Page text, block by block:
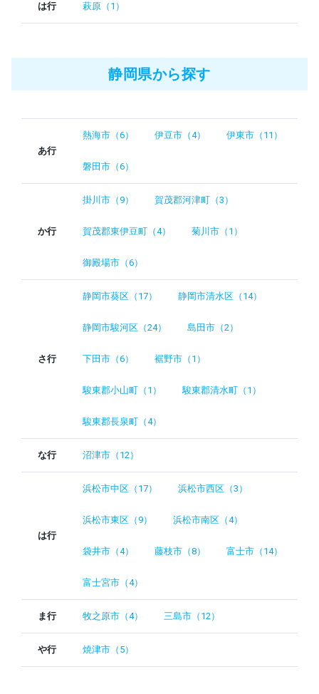
は行 萩原（1）
静岡県から探す
あ行
熱海市（6） 伊豆市（4） 伊東市（11）
磐田市（6）
か行
掛川市（9） 賀茂郡河津町（3）
賀茂郡東伊豆町（4） 菊川市（1）
御殿場市（6）
さ行
静岡市葵区（17） 静岡市清水区（14）
静岡市駿河区（24） 島田市（2）
下田市（6） 裾野市（1）
駿東郡小山町（1） 駿東郡清水町（1）
駿東郡長泉町（4）
な行 沼津市（12）
は行
浜松市中区（17） 浜松市西区（3）
浜松市東区（9） 浜松市南区（4）
袋井市（4） 藤枝市（8） 富士市（14）
富士宮市（4）
ま行 牧之原市（4） 三島市（12）
や行 焼津市（5）